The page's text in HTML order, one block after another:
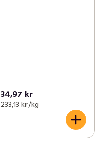
34,97 kr
233,13 kr /kg